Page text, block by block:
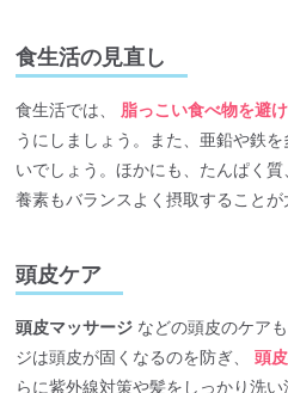
食生活の見直し
食生活では、 脂っこい食べ物を避
うにしましょう。また、亜鉛や鉄
いでしょう。ほかにも、たんぱく
養素もバランスよく摂取することが
頭皮ケア
頭皮マッサージ などの頭皮のケア
ジは頭皮が固くなるのを防ぎ、頭
らに紫外線対策や髪をしっかり洗